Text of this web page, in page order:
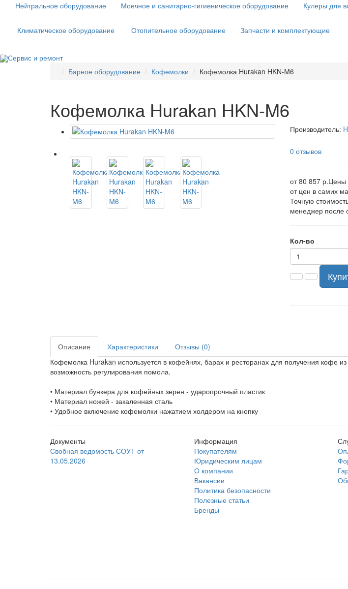
Нейтральное оборудование Моечное и санитарно-гигиеническое оборудование Кулеры для
Климатическое оборудование Отопительное оборудование Запчасти и комплектующие
Сервис и ремонт
Барное оборудование
Кофемолки Кофемолка Hurakan HKN-M6
Кофемолка Hurakan HKN-M6
Производитель:
0 отзывов
от 80 857 р.Цены
от цен в самих
Точную
менеджер после
Кол-во
Описание Характеристики
Отзывы (0)
Кофемолка Hurakan используется в кофейнях, барах и ресторанах для получения кофе
возможность регулирования помола.
• Материал бункера для кофейных зерен - ударопрочный пластик
• Материал ножей - закаленная сталь
• Удобное включение кофемолки нажатием холдером на кнопку
Документы
Свобная ведомость СОУТ от
13.05.2026
Информация
Покупателям
Юридическим лицам
О компании
Вакансии
Политика безопасности
Полезные статьи
Бренды